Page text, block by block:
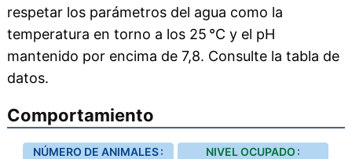
respetar los parámetros del agua como la
temperatura en torno a los 25 °C y el pH
mantenido por encima de 7,8. Consulte la tabla de
datos.
Comportamiento
NÚMERO DE ANIMALES :
NIVEL OCUPADO :